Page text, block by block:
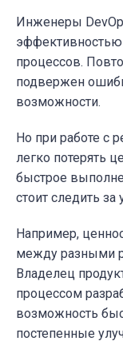
Инженеры
процессов.
подвержен
возможности.
Но при работе с
легко потерять
быстрое
стоит следить
Например,
между разными
Владелец
процессом
возможность
постепенные